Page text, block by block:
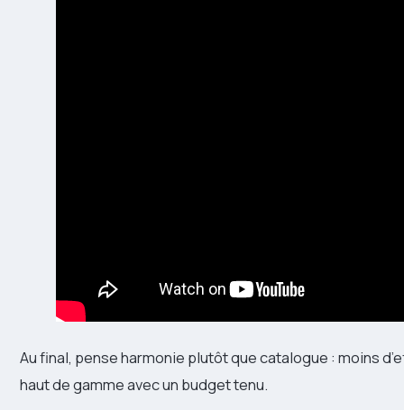
Au final, pense harmonie plutôt que catalogue : moins
haut de gamme avec un budget tenu.